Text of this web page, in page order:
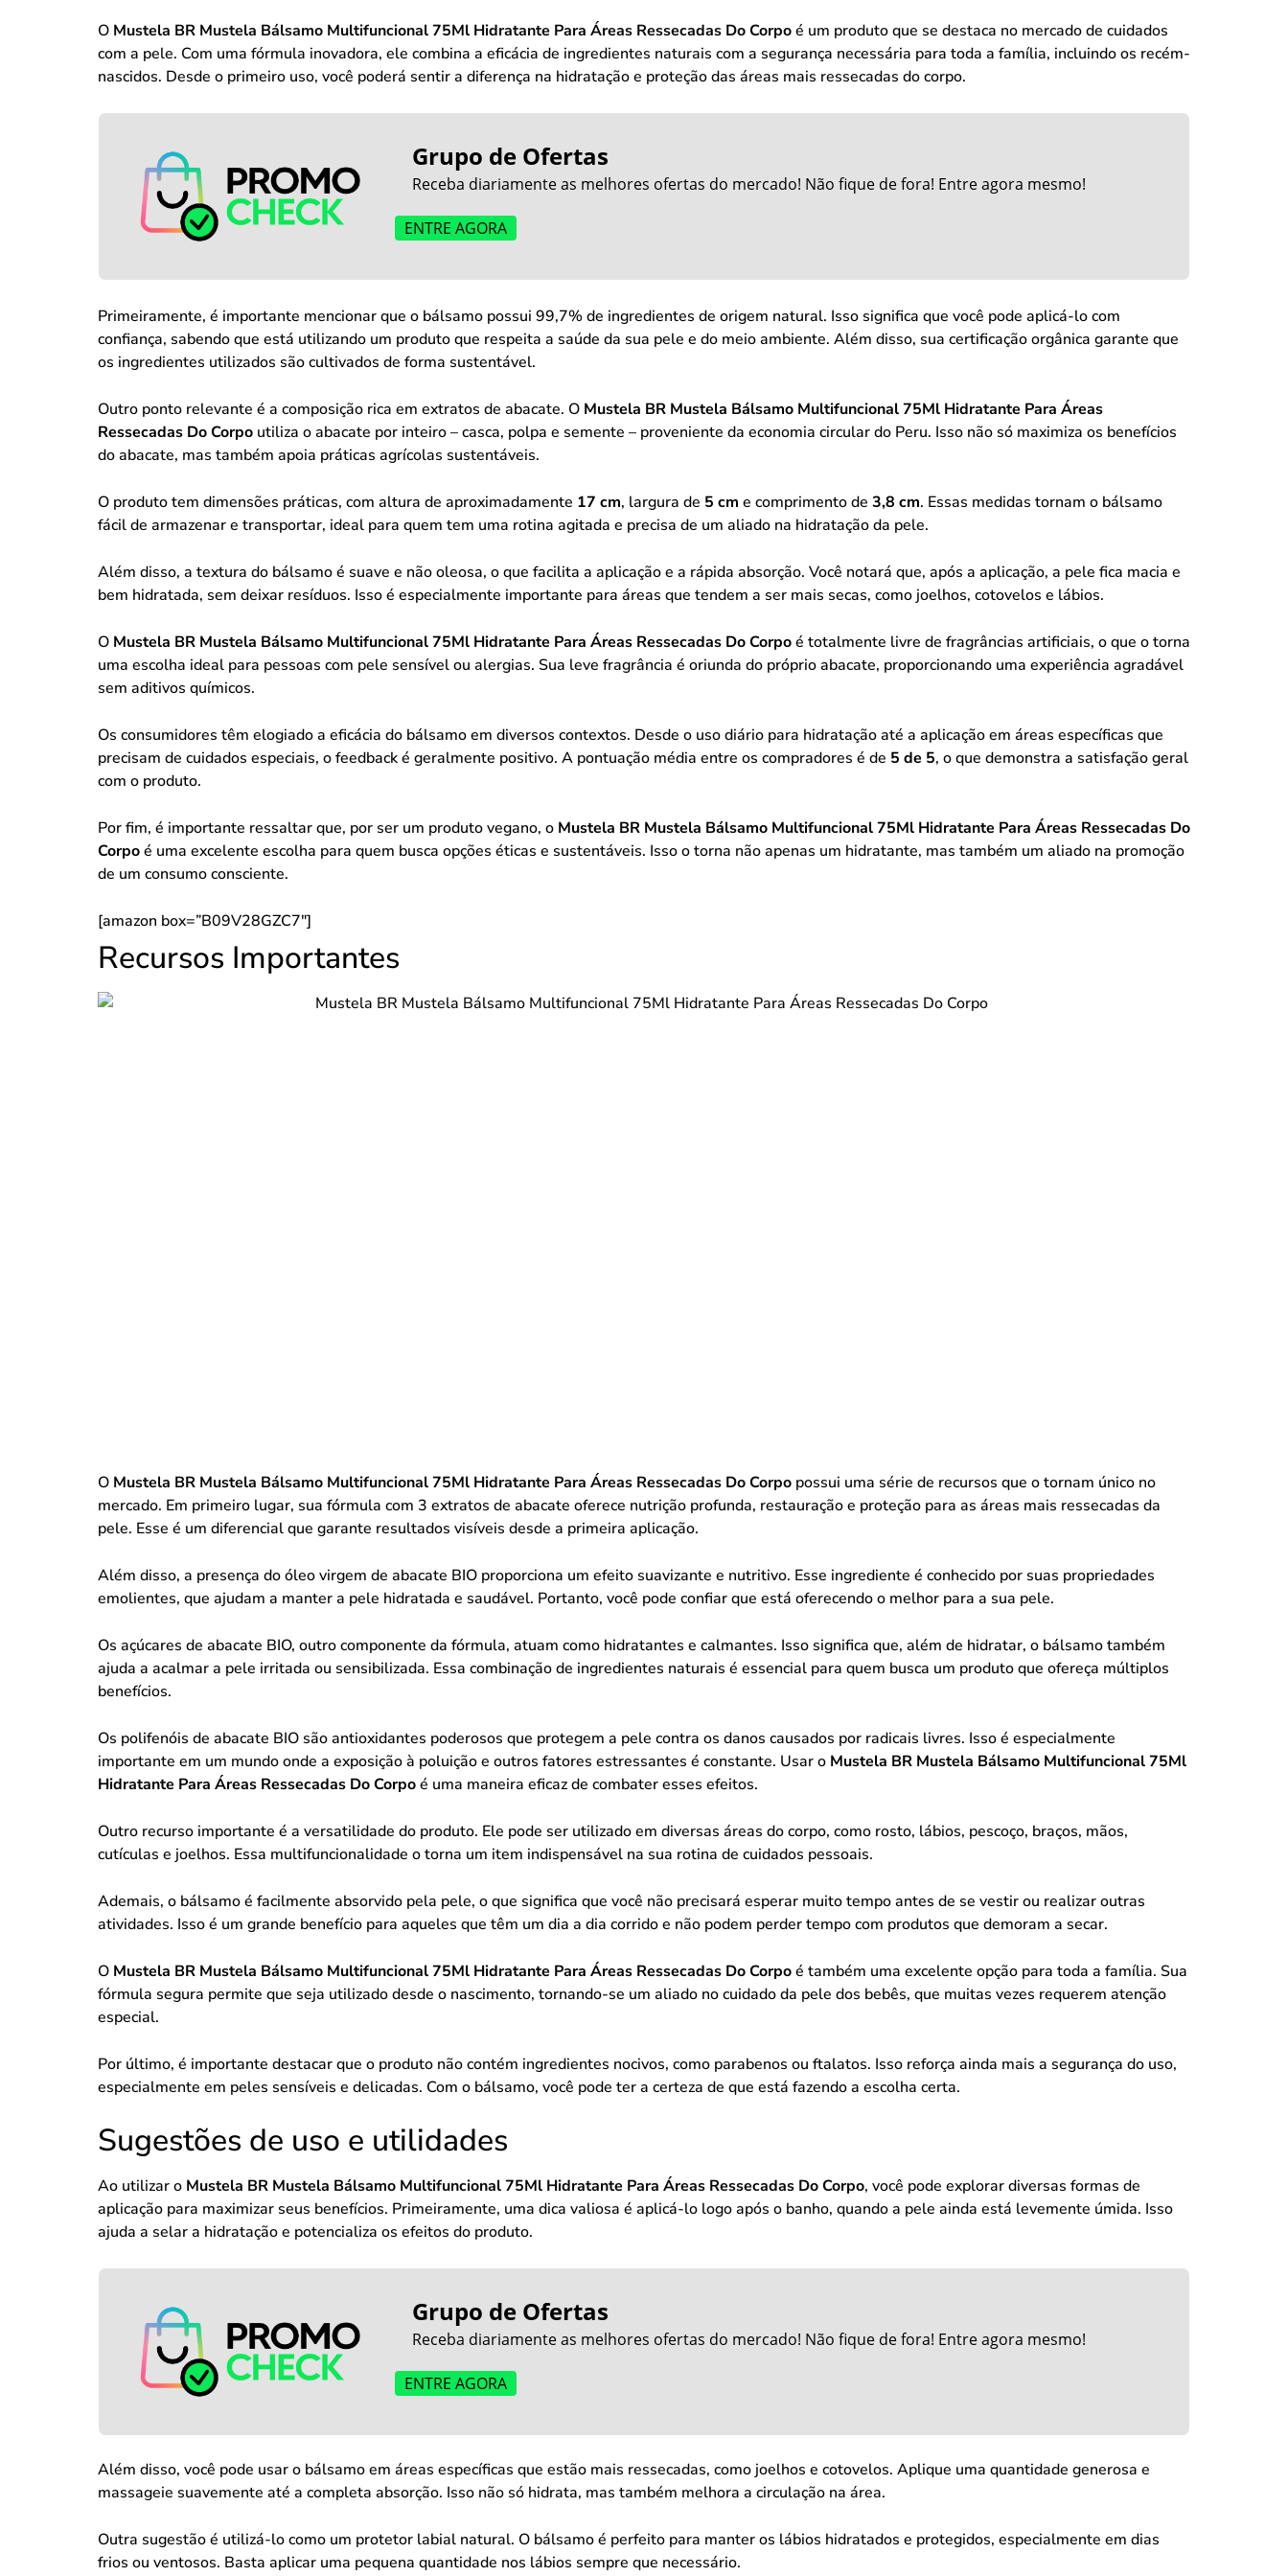
O Mustela BR Mustela Bálsamo Multifuncional 75Ml Hidratante Para Áreas Ressecadas Do Corpoé um produto que se destaca no mercado de cuidados
com a pele. Com uma fórmula inovadora, ele combina a eficácia de ingredientes naturais com a segurança necessária para toda a família, incluindo os recém-
nascidos. Desde o primeiro uso, você poderá sentir a diferença na hidratação e proteção das áreas mais ressecadas do corpo.
Grupo de Ofertas
Receba diariamente as melhores ofertas do mercado! Não fique de fora! Entre agora mesmo!
ENTRE AGORA
Primeiramente, é importante mencionar que o bálsamo possui 99,7% de ingredientes de origem natural. Isso significa que você pode aplicá-lo com
confiança, sabendo que está utilizando um produto que respeita a saúde da sua pele e do meio ambiente. Além disso, sua certificação orgânica garante que
os ingredientes utilizados são cultivados de forma sustentável.
Outro ponto relevante é a composição rica em extratos de abacate. O Mustela BR Mustela Bálsamo Multifuncional 75Ml Hidratante Para Áreas
Ressecadas Do Corpo utiliza o abacate por inteiro – casca, polpa e semente – proveniente da economia circular do Peru. Isso não só maximiza os benefícios
do abacate, mas também apoia práticas agrícolas sustentáveis.
O produto tem dimensões práticas, com altura de aproximadamente 17 cm, largura de 5 cm e comprimento de 3,8 cm. Essas medidas tornam o bálsamo
fácil de armazenar e transportar, ideal para quem tem uma rotina agitada e precisa de um aliado na hidratação da pele.
Além disso, a textura do bálsamo é suave e não oleosa, o que facilita a aplicação e a rápida absorção. Você notará que, após a aplicação, a pele fica macia e
bem hidratada, sem deixar resíduos. Isso é especialmente importante para áreas que tendem a ser mais secas, como joelhos, cotovelos e lábios.
O Mustela BR Mustela Bálsamo Multifuncional 75Ml Hidratante Para Áreas Ressecadas Do Corpoé totalmente livre de fragrâncias artificiais, o que o torna
uma escolha ideal para pessoas com pele sensível ou alergias. Sua leve fragrância é oriunda do próprio abacate, proporcionando uma experiência agradável
sem aditivos químicos.
Os consumidores têm elogiado a eficácia do bálsamo em diversos contextos. Desde o uso diário para hidratação até a aplicação em áreas específicas que
precisam de cuidados especiais, o feedback é geralmente positivo. A pontuação média entre os compradores é de 5 de 5, o que demonstra a satisfação geral
com o produto.
Por fim, é importante ressaltar que, por ser um produto vegano, o Mustela BR Mustela Bálsamo Multifuncional 75Ml Hidratante Para Áreas Ressecadas Do
Corpoé uma excelente escolha para quem busca opções éticas e sustentáveis. Isso o torna não apenas um hidratante, mas também um aliado na promoção
de um consumo consciente.
[amazon box=”B09V28GZC7″]
Recursos Importantes
O Mustela BR Mustela Bálsamo Multifuncional 75Ml Hidratante Para Áreas Ressecadas Do Corpo possui uma série de recursos que o tornam único no
mercado. Em primeiro lugar, sua fórmula com 3 extratos de abacate oferece nutrição profunda, restauração e proteção para as áreas mais ressecadas da
pele. Esse é um diferencial que garante resultados visíveis desde a primeira aplicação.
Além disso, a presença do óleo virgem de abacate BIO proporciona um efeito suavizante e nutritivo. Esse ingrediente é conhecido por suas propriedades
emolientes, que ajudam a manter a pele hidratada e saudável. Portanto, você pode confiar que está oferecendo o melhor para a sua pele.
Os açúcares de abacate BIO, outro componente da fórmula, atuam como hidratantes e calmantes. Isso significa que, além de hidratar, o bálsamo também
ajuda a acalmar a pele irritada ou sensibilizada. Essa combinação de ingredientes naturais é essencial para quem busca um produto que ofereça múltiplos
benefícios.
Os polifenóis de abacate BIO são antioxidantes poderosos que protegem a pele contra os danos causados por radicais livres. Isso é especialmente
importante em um mundo onde a exposição à poluição e outros fatores estressantes é constante. Usar o Mustela BR Mustela Bálsamo Multifuncional 75Ml
Hidratante Para Áreas Ressecadas Do Corpoé uma maneira eficaz de combater esses efeitos.
Outro recurso importante é a versatilidade do produto. Ele pode ser utilizado em diversas áreas do corpo, como rosto, lábios, pescoço, braços, mãos,
cutículas e joelhos. Essa multifuncionalidade o torna um item indispensável na sua rotina de cuidados pessoais.
Ademais, o bálsamo é facilmente absorvido pela pele, o que significa que você não precisará esperar muito tempo antes de se vestir ou realizar outras
atividades. Isso é um grande benefício para aqueles que têm um dia a dia corrido e não podem perder tempo com produtos que demoram a secar.
O Mustela BR Mustela Bálsamo Multifuncional 75Ml Hidratante Para Áreas Ressecadas Do Corpoé também uma excelente opção para toda a família. Sua
fórmula segura permite que seja utilizado desde o nascimento, tornando-se um aliado no cuidado da pele dos bebês, que muitas vezes requerem atenção
especial.
Por último, é importante destacar que o produto não contém ingredientes nocivos, como parabenos ou ftalatos. Isso reforça ainda mais a segurança do uso,
especialmente em peles sensíveis e delicadas. Com o bálsamo, você pode ter a certeza de que está fazendo a escolha certa.
Sugestões de uso e utilidades
Ao utilizar o Mustela BR Mustela Bálsamo Multifuncional 75Ml Hidratante Para Áreas Ressecadas Do Corpo, você pode explorar diversas formas de
aplicação para maximizar seus benefícios. Primeiramente, uma dica valiosa é aplicá-lo logo após o banho, quando a pele ainda está levemente úmida. Isso
ajuda a selar a hidratação e potencializa os efeitos do produto.
Grupo de Ofertas
Receba diariamente as melhores ofertas do mercado! Não fique de fora! Entre agora mesmo!
ENTRE AGORA
Além disso, você pode usar o bálsamo em áreas específicas que estão mais ressecadas, como joelhos e cotovelos. Aplique uma quantidade generosa e
massageie suavemente até a completa absorção. Isso não só hidrata, mas também melhora a circulação na área.
Outra sugestão é utilizá-lo como um protetor labial natural. O bálsamo é perfeito para manter os lábios hidratados e protegidos, especialmente em dias
frios ou ventosos. Basta aplicar uma pequena quantidade nos lábios sempre que necessário.